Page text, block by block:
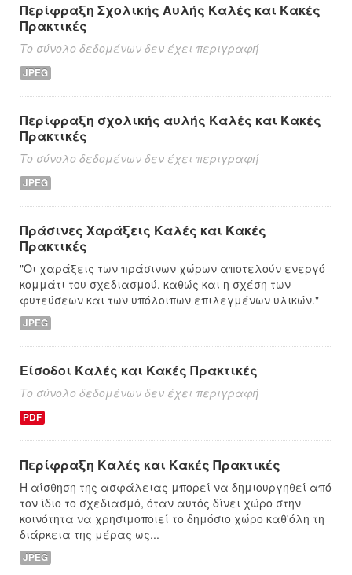
Περίφραξη Σχολικής Αυλής Καλές και Κακές
Πρακτικές
Το σύνολο δεδομένων δεν έχει περιγραφή
JPEG
Περίφραξη σχολικής αυλής Καλές και Κακές
Πρακτικές
Το σύνολο δεδομένων δεν έχει περιγραφή
JPEG
Πράσινες Χαράξεις Καλές και Κακές
Πρακτικές
"Οι χαράξεις των πράσινων χώρων αποτελούν ενεργό
κομμάτι του σχεδιασμού. καθώς και η σχέση των
φυτεύσεων και των υπόλοιπων επιλεγμένων υλικών."
JPEG
Είσοδοι Καλές και Κακές Πρακτικές
Το σύνολο δεδομένων δεν έχει περιγραφή
PDF
Περίφραξη Καλές και Κακές Πρακτικές
Η αίσθηση της ασφάλειας μπορεί να δημιουργηθεί από
τον ίδιο το σχεδιασμό, όταν αυτός δίνει χώρο στην
κοινότητα να χρησιμοποιεί το δημόσιο χώρο καθ'όλη τη
διάρκεια της μέρας ως...
JPEG